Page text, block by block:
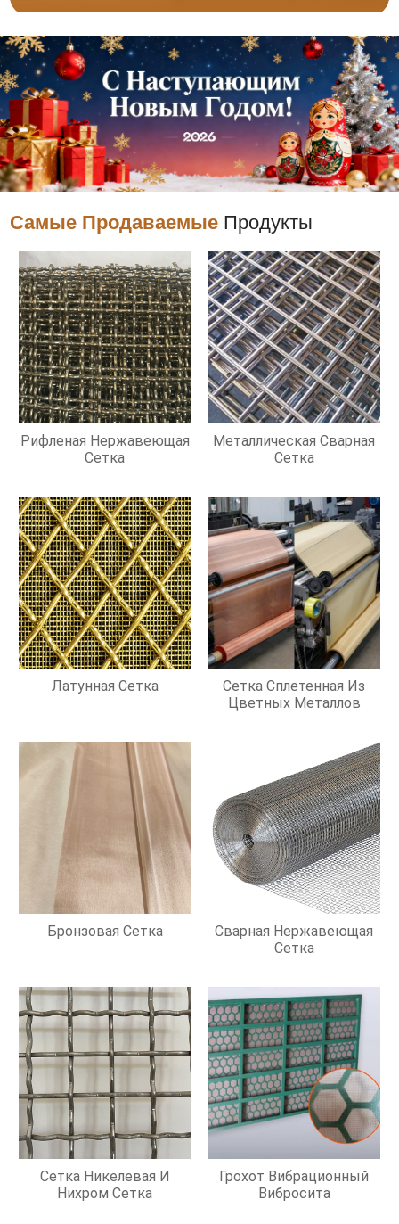
Самые Продаваемые Продукты
Рифленая Нержавеющая
Сетка
Металлическая Сварная
Сетка
Латунная Сетка
Сетка Сплетенная Из
Цветных Металлов
Бронзовая Сетка
Сварная Нержавеющая
Сетка
Сетка Никелевая И
Нихром Сетка
Грохот Вибрационный
Вибросита